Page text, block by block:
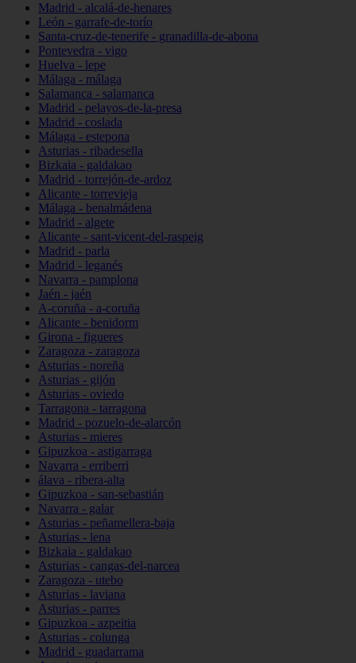
Madrid - alcalá-de-henares
León - garrafe-de-torío
Santa-cruz-de-tenerife - granadilla-de-abona
Pontevedra - vigo
Huelva - lepe
Málaga - málaga
Salamanca - salamanca
Madrid - pelayos-de-la-presa
Madrid - coslada
Málaga - estepona
Asturias - ribadesella
Bizkaia - galdakao
Madrid - torrejón-de-ardoz
Alicante - torrevieja
Málaga - benalmádena
Madrid - algete
Alicante - sant-vicent-del-raspeig
Madrid - parla
Madrid - leganés
Navarra - pamplona
Jaén - jaén
A-coruña - a-coruña
Alicante - benidorm
Girona - figueres
Zaragoza - zaragoza
Asturias - noreña
Asturias - gijón
Asturias - oviedo
Tarragona - tarragona
Madrid - pozuelo-de-alarcón
Asturias - mieres
Gipuzkoa - astigarraga
Navarra - erriberri
álava - ribera-alta
Gipuzkoa - san-sebastián
Navarra - galar
Asturias - peñamellera-baja
Asturias - lena
Bizkaia - galdakao
Asturias - cangas-del-narcea
Zaragoza - utebo
Asturias - laviana
Asturias - parres
Gipuzkoa - azpeitia
Asturias - colunga
Madrid - guadarrama